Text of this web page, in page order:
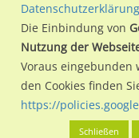
Die Einbindung von
Nutzung der
Voraus eingebunden
den Cookies finden
https://
Schließen